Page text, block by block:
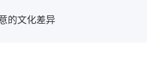
的文化差异